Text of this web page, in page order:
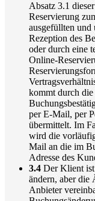
Absatz 3.1
Reservierung
ausgefüllten und
Rezeption des
oder durch eine
Online-
kommt durch
per E-Mail, per
übermittelt. Im
wird die
Mail an die im
Adresse des
3.4 Der Klient ist
ändern, aber die
Anbieter